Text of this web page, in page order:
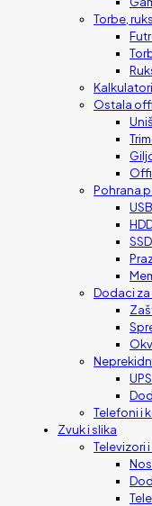
Torbe,
Kalkulatori
Ostala
Pohrana
Dodaci
Telefoni i
Zvuk i slika
Televizori